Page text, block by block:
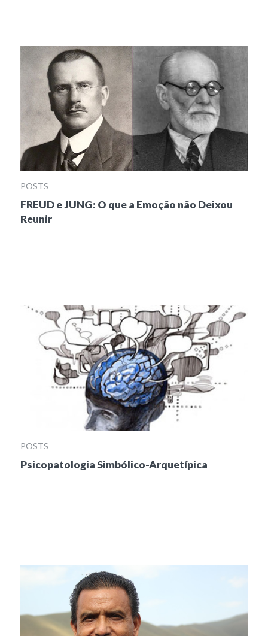
POSTS
FREUD e JUNG: O que a Emoção não Deixou
Reunir
POSTS
Psicopatologia Simbólico-Arquetípica